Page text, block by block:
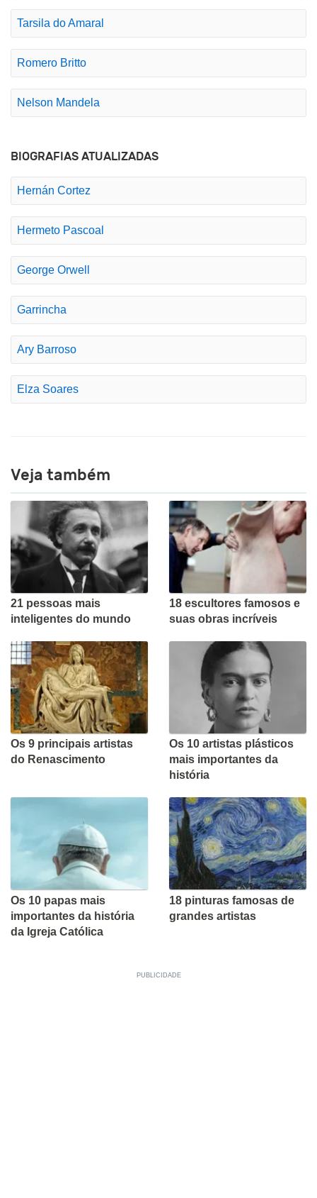
Tarsila do Amaral
Romero Britto
Nelson Mandela
BIOGRAFIAS ATUALIZADAS
Hernán Cortez
Hermeto Pascoal
George Orwell
Garrincha
Ary Barroso
Elza Soares
Veja também
21 pessoas mais
inteligentes do mundo
18 escultores famosos e
suas obras incríveis
Os 9 principais artistas
do Renascimento
Os 10 artistas plásticos
mais importantes da
história
Os 10 papas mais
importantes da história
da Igreja Católica
18 pinturas famosas de
grandes artistas